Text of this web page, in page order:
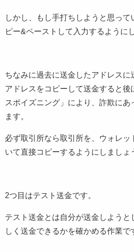
しかし、もし手打ちしようと思って
ピー&ペーストして入力するように
ちなみに過去に送金したアドレスに
アドレスをコピーして送金すると後
スポイズニング」により、詐欺にあ
ます。
必ず取引所なら取引所を、ウォレッ
いて直接コピーするようにしましょ
2つ目はテスト送金です。
テスト送金とは自分が送金しようと
しく送金できるかを確かめる作業で